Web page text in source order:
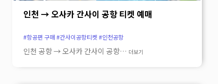
씹을수록 입안 가득 살아나는 고소한 감칠맛이
싶은 날 오늘은 가격보다 맛과 만족도를 먼저
생각하고 싶다, 우메다에서 조금 더 특별한 한
인천 → 오사카 간사이 공항 티켓 예매
#항공편 구매 #간사이공항티켓 #인천공항
인천 공항 → 오사카 간사이 공항… 더보기